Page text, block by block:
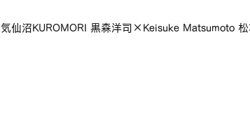
気仙沼KUROMORI 黒森洋司× Keisuke Matsumoto